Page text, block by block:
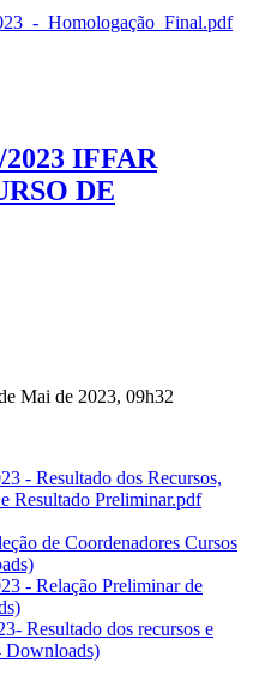
_Homologação_Final.pdf
IFFAR
DE
Mai de 2023, 09h32
- Resultado dos Recursos,
Resultado Preliminar.pdf
de Coordenadores Cursos
- Relação Preliminar de
Resultado dos recursos e
Downloads)